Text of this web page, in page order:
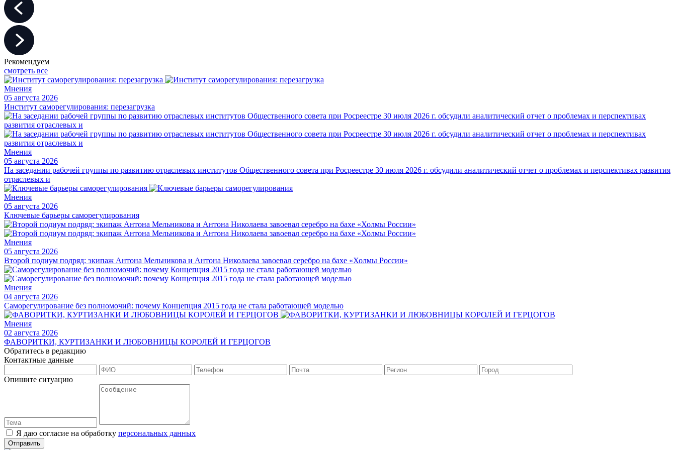
Рекомендуем
смотреть все
Мнения
05 августа 2026
Институт саморегулирования: перезагрузка
Мнения
05 августа 2026
На заседании рабочей группы по развитию отраслевых институтов Общественного совета при Росреестре 30 июля 2026 г. обсудили аналитический отчет о проблемах и перспективах развития
отраслевых и
Мнения
05 августа 2026
Ключевые барьеры саморегулирования
Мнения
05 августа 2026
Второй подиум подряд: экипаж Антона Мельникова и Антона Николаева завоевал серебро на бахе «Холмы России»
Мнения
04 августа 2026
Саморегулирование без полномочий: почему Концепция 2015 года не стала работающей моделью
Мнения
02 августа 2026
ФАВОРИТКИ, КУРТИЗАНКИ И ЛЮБОВНИЦЫ КОРОЛЕЙ И ГЕРЦОГОВ
Обратитесь в редакцию
Контактные данные
Опишите ситуацию
Я даю согласие на обработку персональных данных